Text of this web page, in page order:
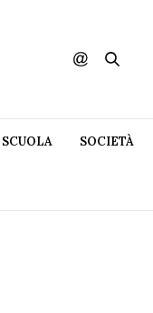
SCUOLA SOCIETÀ